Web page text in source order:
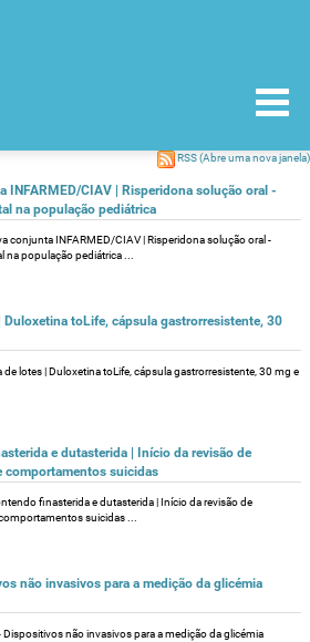
RSS(Abre uma nova janela)
INFARMED/CIAV | Risperidona solução oral -
na população pediátrica
conjunta INFARMED/CIAV | Risperidona solução oral -
na população pediátrica ...
Duloxetina toLife, cápsula gastrorresistente, 30
lotes | Duloxetina toLife, cápsula gastrorresistente, 30 mg e
e dutasterida | Início da revisão de
comportamentos suicidas
finasterida e dutasterida | Início da revisão de
suicidas ...
não invasivos para a medição da glicémia
não invasivos para a medição da glicémia